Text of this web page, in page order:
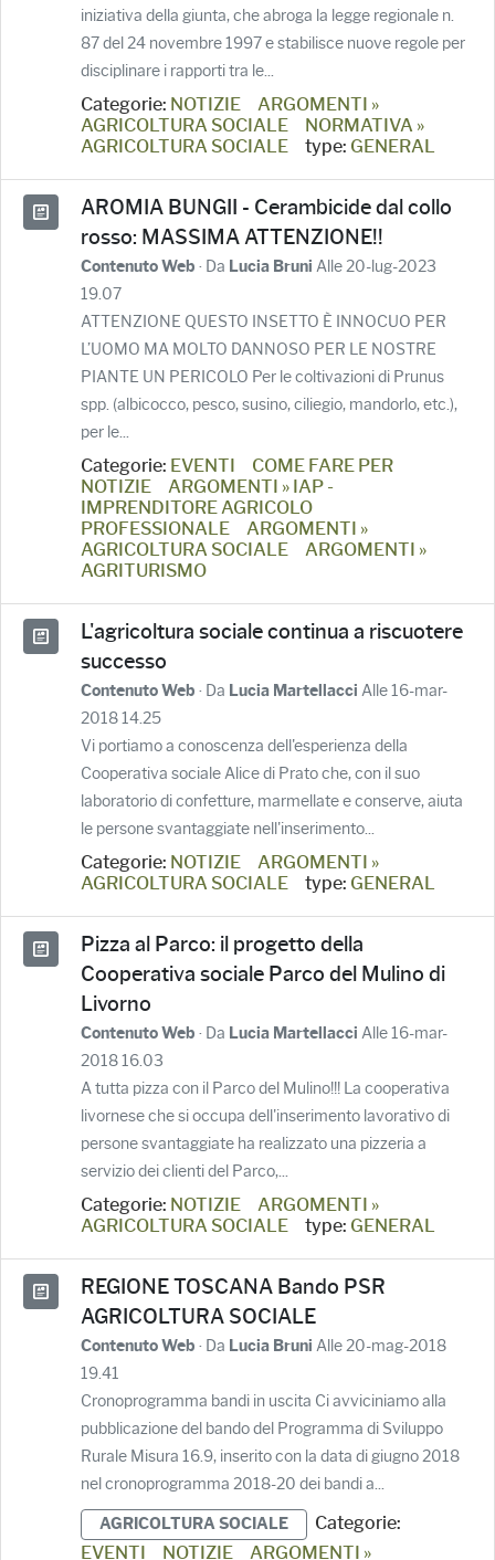
iniziativa della giunta, che abroga la legge regionale n.
87 del 24 novembre 1997 e stabilisce nuove regole per
disciplinare i rapporti tra le...
Categorie: NOTIZIE
ARGOMENTI »
AGRICOLTURA SOCIALE
NORMATIVA »
AGRICOLTURA SOCIALE
type: GENERAL
AROMIA BUNGII - Cerambicide dal collo
rosso: MASSIMA ATTENZIONE!!
Contenuto Web · Da Lucia Bruni Alle 20-lug-2023
19.07
ATTENZIONE QUESTO INSETTO È INNOCUO PER
L’UOMO MA MOLTO DANNOSO PER LE NOSTRE
PIANTE UN PERICOLO Per le coltivazioni di Prunus
spp. (albicocco, pesco, susino, ciliegio, mandorlo, etc.),
per le...
Categorie: EVENTI
COME FARE PER
NOTIZIE
ARGOMENTI » IAP -
IMPRENDITORE AGRICOLO
PROFESSIONALE
ARGOMENTI »
AGRICOLTURA SOCIALE
ARGOMENTI »
AGRITURISMO
L'agricoltura sociale continua a riscuotere
successo
Contenuto Web · Da Lucia Martellacci Alle 16-mar-
2018 14.25
Vi portiamo a conoscenza dell'esperienza della
Cooperativa sociale Alice di Prato che, con il suo
laboratorio di confetture, marmellate e conserve, aiuta
le persone svantaggiate nell'inserimento...
Categorie: NOTIZIE
ARGOMENTI »
AGRICOLTURA SOCIALE
type: GENERAL
Pizza al Parco: il progetto della
Cooperativa sociale Parco del Mulino di
Livorno
Contenuto Web · Da Lucia Martellacci Alle 16-mar-
2018 16.03
A tutta pizza con il Parco del Mulino!!! La cooperativa
livornese che si occupa dell'inserimento lavorativo di
persone svantaggiate ha realizzato una pizzeria a
servizio dei clienti del Parco,...
Categorie: NOTIZIE
ARGOMENTI »
AGRICOLTURA SOCIALE
type: GENERAL
REGIONE TOSCANA Bando PSR
AGRICOLTURA SOCIALE
Contenuto Web · Da Lucia Bruni Alle 20-mag-2018
19.41
Cronoprogramma bandi in uscita Ci avviciniamo alla
pubblicazione del bando del Programma di Sviluppo
Rurale Misura 16.9, inserito con la data di giugno 2018
nel cronoprogramma 2018-20 dei bandi a...
AGRICOLTURA SOCIALE
Categorie:
EVENTI
NOTIZIE ARGOMENTI »